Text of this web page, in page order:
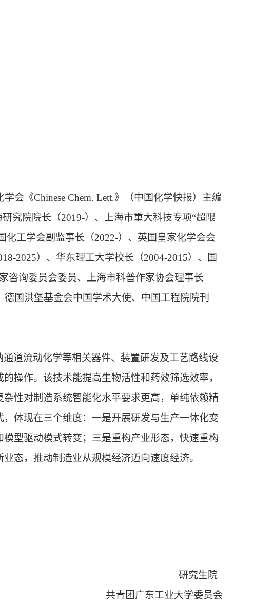
会《Chinese Chem. Lett.》 （中国化学快报） 主编
究院院长（2019-）、上海市重大科技专项“超限
化工学会副监事长（2022-）、英国皇家化学会会
2025）、华东理工大学校长（2004-2015）、国
咨询委员会委员、
上海市科普作家协会理事长
国洪堡基金会中国学术大使、中国工程院院刊
道流动化学等相关器件、装置研发及工艺路线设
操作。该技术能提高生物活性和药效筛选效率，
性对制造系统智能化水平要求更高，单纯依赖精
体现在三个维度：一是开展研发与生产一体化变
型驱动模式转变；三是重构产业形态，快速重构
业态，推动制造业从规模经济迈向速度经济。
研究生院
共青团广东工业大学委员会